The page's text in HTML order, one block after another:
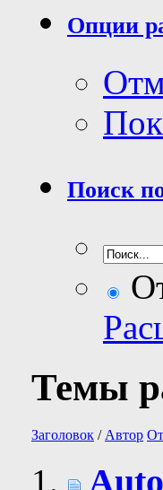
Опции
Поиск
Темы
Заголовок / Автор